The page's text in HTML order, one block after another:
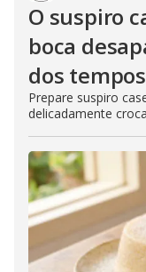
O suspiro
boca
dos
Prepare suspiro
delicadamente